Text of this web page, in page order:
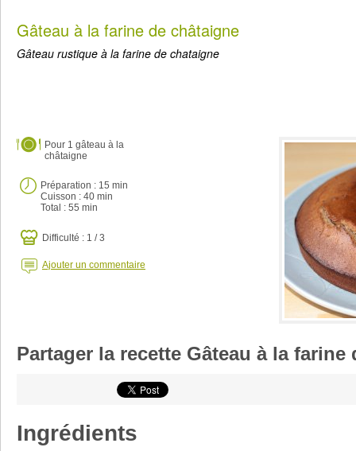
Gâteau à la farine de châtaigne
Gâteau rustique à la farine de chataigne
Pour 1 gâteau à la
châtaigne
Préparation : 15 min
Cuisson : 40 min
Total : 55 min
Difficulté : 1 / 3
Ajouter un commentaire
Partager la recette Gâteau à la farine
Ingrédients